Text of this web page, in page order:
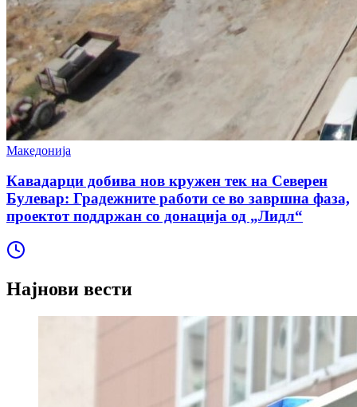
Македонија
Кавадарци добива нов кружен тек на Северен
Булевар: Градежните работи се во завршна фаза,
проектот поддржан со донација од „Лидл“
Најнови вести